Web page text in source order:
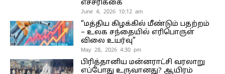
எச்சரிக்கை
June 4, 2026 10:12 am
“மத்திய கிழக்கில் மீண்டும் பதற்றம்
– உலக சந்தையில் எரிபொருள்
விலை உயர்வு”
May 28, 2026 4:30 pm
பிரித்தானிய மன்னராட்சி வரலாறு
எப்போது உருவானது? ஆயிரம்